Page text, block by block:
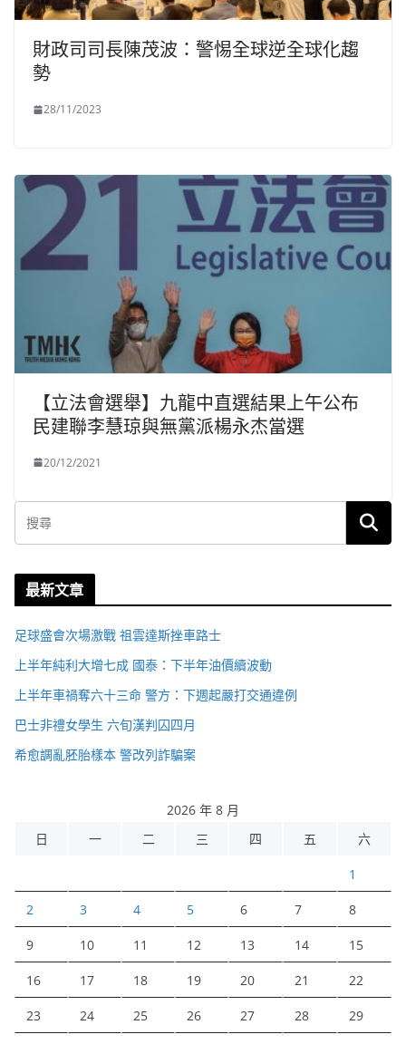
財政司司長陳茂波：警惕全球逆全球化趨
勢
28/11/2023
【立法會選舉】九龍中直選結果上午公布
民建聯李慧琼與無黨派楊永杰當選
20/12/2021
最新文章
足球盛會次場激戰 祖雲達斯挫車路士
上半年純利大增七成 國泰：下半年油價續波動
上半年車禍奪六十三命 警方：下週起嚴打交通違例
巴士非禮女學生 六旬漢判囚四月
希愈調亂胚胎樣本 警改列詐騙案
2026 年 8 月
日
一 二 三 四 五 六
1
2 3 4 5 6 7 8
9 10 11 12 13 14 15
16 17 18 19 20 21 22
23 24 25 26 27 28 29